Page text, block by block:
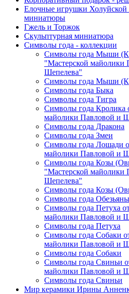
Елочные игрушки Холуйской
миниатюры
Гжель и Торжок
Скульптурная миниатюра
Символы года - коллекции
Символы года Мыши
"Мастерской майолики
Шепелева"
Символы года Мыши
Символы года Быка
Символы года Тигра
Символы года Кролика
майолики Павловой и
Символы года Дракона
Символы года Змеи
Символы года Лошади
майолики Павловой и
Символы года Козы
"Мастерской майолики
Шепелева"
Символы года Козы
Символы года Обезьяны
Символы года Петуха
майолики Павловой и
Символы года Петуха
Символы года Собаки
майолики Павловой и
Символы года Собаки
Символы года Свиньи
майолики Павловой и
Символы года Свиньи
Мир керамики Ирины